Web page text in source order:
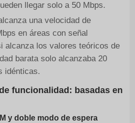
llegar solo a 50 Mbps.
una velocidad de
en áreas con señal
alcanza los valores teóricos de
barata solo alcanzaba 20
idénticas.
funcionalidad: basadas en
y doble modo de espera